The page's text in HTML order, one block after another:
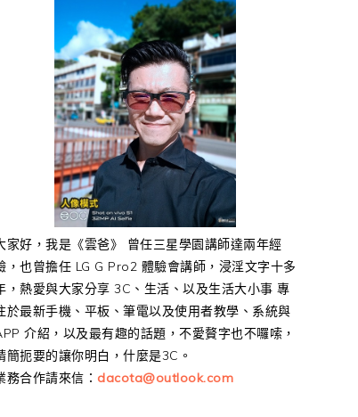
家好，我是《雲爸》 曾任三星學園講師達兩年經
，也曾擔任 LG G Pro2 體驗會講師，浸淫文字十多
，熱愛與大家分享 3C、生活、以及生活大小事 專
於最新手機、平板、筆電以及使用者教學、系統與
介紹，以及最有趣的話題，不愛贅字也不囉嗦，
簡扼要的讓你明白，什麼是3C。
務合作請來信： dacota@outlook.com